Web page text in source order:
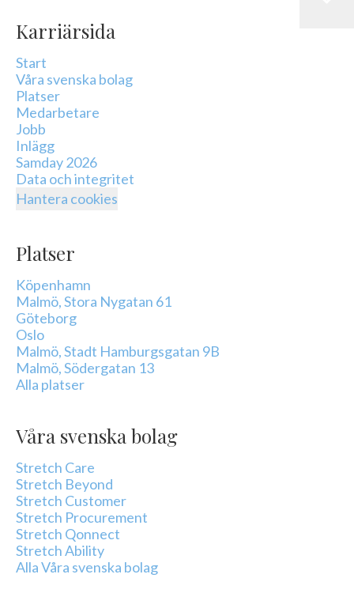
Karriärsida
Start
Våra svenska bolag
Platser
Medarbetare
Jobb
Inlägg
Samday 2026
Data och integritet
Hantera cookies
Platser
Köpenhamn
Malmö, Stora Nygatan 61
Göteborg
Oslo
Malmö, Stadt Hamburgsgatan 9B
Malmö, Södergatan 13
Alla platser
Våra svenska bolag
Stretch Care
Stretch Beyond
Stretch Customer
Stretch Procurement
Stretch Qonnect
Stretch Ability
Alla Våra svenska bolag